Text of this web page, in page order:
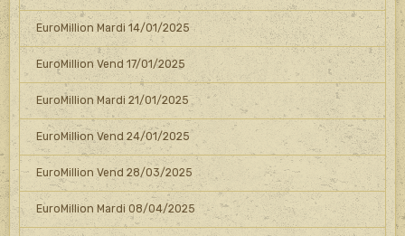
EuroMillion Mardi 14/01/2025
EuroMillion Vend 17/01/2025
EuroMillion Mardi 21/01/2025
EuroMillion Vend 24/01/2025
EuroMillion Vend 28/03/2025
EuroMillion Mardi 08/04/2025